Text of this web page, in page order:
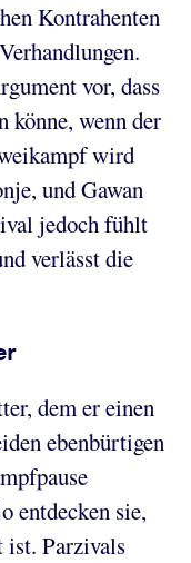
Kontrahenten
vor, dass
könne, wenn der
wird
und Gawan
jedoch fühlt
verlässt die
dem er einen
ebenbürtigen
entdecken sie,
ist. Parzivals